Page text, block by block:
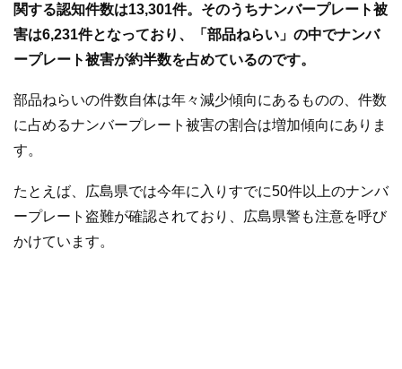
関する認知件数は13,301件。そのうちナンバープレート被
害は6,231件となっており、「部品ねらい」の中でナンバ
ープレート被害が約半数を占めているのです。
部品ねらいの件数自体は年々減少傾向にあるものの、件数
に占めるナンバープレート被害の割合は増加傾向にありま
す。
たとえば、広島県では今年に入りすでに50件以上のナンバ
ープレート盗難が確認されており、広島県警も注意を呼び
かけています。